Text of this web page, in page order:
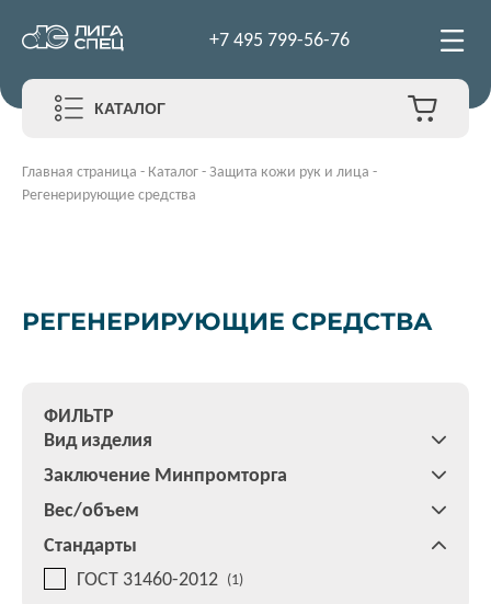
+7 495 799-56-76
КАТАЛОГ
Главная страница - Каталог-Защита кожи рук и лица -
Регенерирующие средства
РЕГЕНЕРИРУЮЩИЕ СРЕДСТВА
ФИЛЬТР
Вид изделия
Заключение Минпромторга
Вес/объем
Стандарты
ГОСТ 31460-2012 (1)